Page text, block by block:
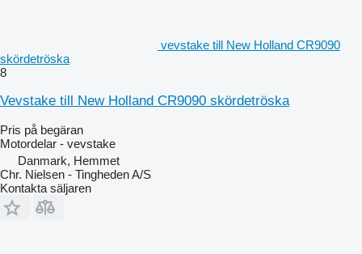
vevstake till New Holland CR9090
skördetröska
8
Vevstake till New Holland CR9090 skördetröska
Pris på begäran
Motordelar - vevstake
Danmark, Hemmet
Chr. Nielsen - Tingheden A/S
Kontakta säljaren